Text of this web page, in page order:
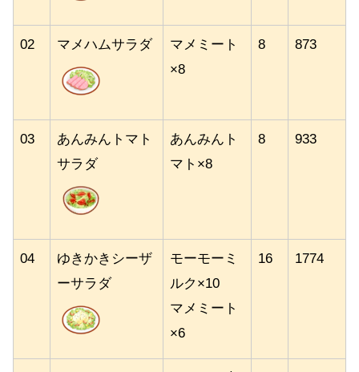
02 マメハムサラダ
マメミート
×8
8 873
03
あんみんトマト
サラダ
あんみんト
マト×8
8 933
04
ゆきかきシーザ
ーサラダ
モーモーミ
ルク×10
マメミート
×6
16 1774